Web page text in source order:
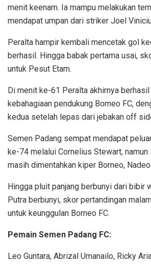
menit keenam. Ia mampu melakukan
mendapat umpan dari striker Joel
Peralta hampir kembali mencetak gol
berhasil. Hingga babak pertama usai,
untuk Pesut Etam.
Di menit ke-61 Peralta akhirnya
kebahagiaan pendukung Borneo FC,
kedua setelah lepas dari jebakan off
Semen Padang sempat mendapat
ke-74 melalui Cornelius Stewart,
masih dimentahkan kiper Borneo,
Hingga pluit panjang berbunyi dari bibir
Putra berbunyi, skor pertandingan
untuk keunggulan Borneo FC.
Pemain Semen Padang FC:
Leo Guntara, Abrizal Umanailo, Ricky